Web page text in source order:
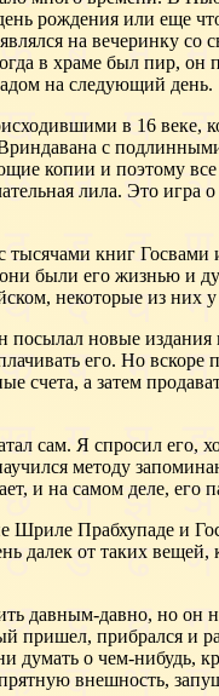
рождения или еще
на вечеринку
в храме был пир,
на следующий день.
в 16
с
копии и поэтому
лила. Это
книг
были его жизнью
некоторые из них
новые
его. Но
а затем
сам. Я спросил его,
методу
и на самом деле,
Шриле Прабхупаде и
далек от таких
давным-давно, но он
прибрался и
думать о чем-нибудь,
внешность,